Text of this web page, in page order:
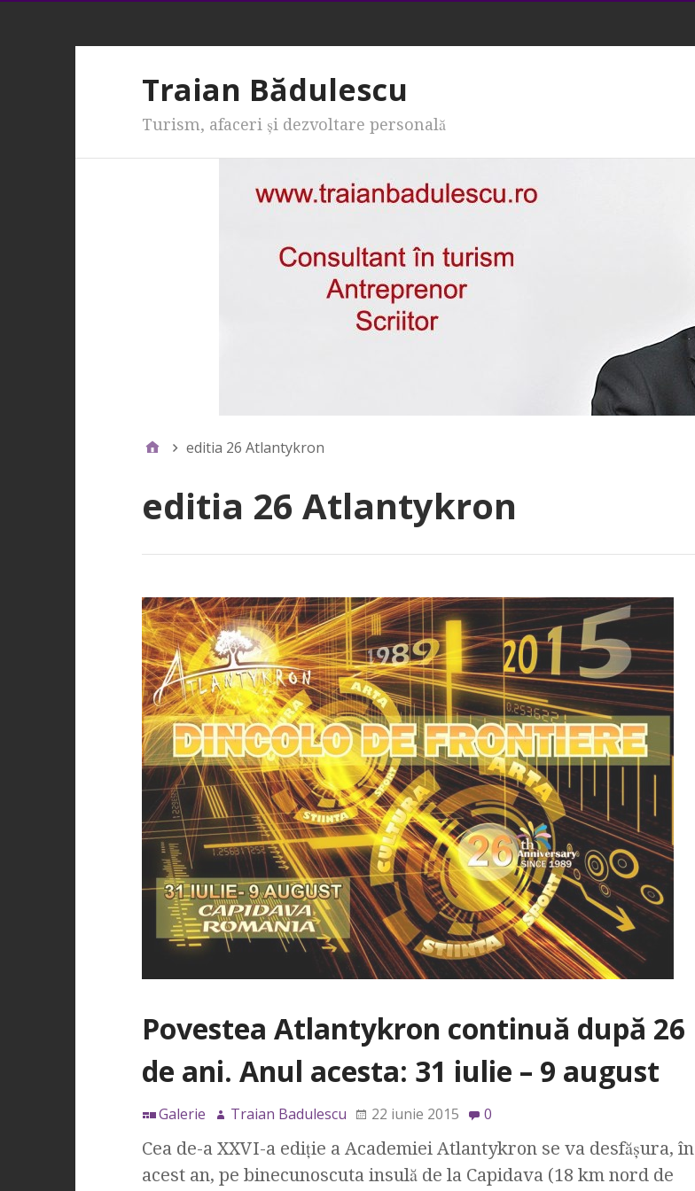
Traian Bădulescu
Turism, afaceri şi dezvoltare personală
editia 26 Atlantykron
editia 26 Atlantykron
Povestea Atlantykron continuă după 26
de ani. Anul acesta: 31 iulie – 9 august
Galerie Traian Badulescu 22 iunie 2015 0
Cea de-a XXVI-a ediţie a Academiei Atlantykron se va desfăşura, în
acest an, pe binecunoscuta insulă de la Capidava (18 km nord de